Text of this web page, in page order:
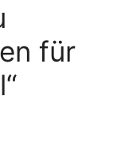
für